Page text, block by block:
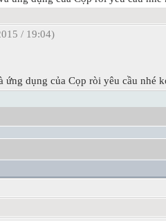
/ 19:04)
dụng của Cọp ròi yêu cầu nhé